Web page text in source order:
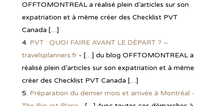
OFFTOMONTREAL a réalisé plein d’articles sur son
expatriation et à même créer des Checklist PVT
Canada […]
PVT : QUOI FAIRE AVANT LE DÉPART ? –
travelsplanners.fr- […] du blog OFFTOMONTREAL a
réalisé plein d’articles sur son expatriation et à même
créer des Checklist PVT Canada […]
Préparation du dernier mois et arrivée à Montréal -